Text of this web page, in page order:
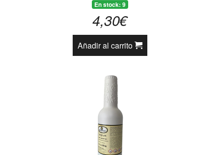
En stock: 9
4,30€
Añadir al carrito